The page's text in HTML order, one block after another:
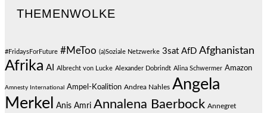
THEMENWOLKE
#FridaysForFuture #MeToo (a)Soziale Netzwerke 3sat AfD Afghanistan
Afrika AI Albrecht von Lucke Alexander Dobrindt Alina Schwermer Amazon
Amnesty International Ampel-Koalition Andrea Nahles Angela
Merkel
Anis Amri Annalena Baerbock Annegret